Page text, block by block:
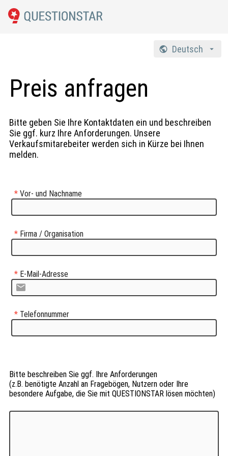
Preis anfragen
Bitte geben Sie Ihre Kontaktdaten ein und beschreiben
Sie ggf. kurz Ihre Anforderungen. Unsere
Verkaufsmitarebeiter werden sich in Kürze bei Ihnen
melden.
* Vor- und Nachname
* Firma / Organisation
* E-Mail-Adresse
* Telefonnummer
Bitte beschreiben Sie ggf. Ihre Anforderungen
(z.B. benötigte Anzahl an Fragebögen, Nutzern oder Ihre
besondere Aufgabe, die Sie mit QUESTIONSTAR lösen möchten)